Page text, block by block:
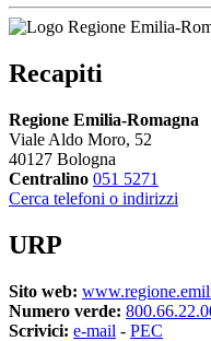
Recapiti
Regione Emilia-Romagna
Viale Aldo Moro, 52
40127 Bologna
Centralino 051 5271
Cerca telefoni o indirizzi
URP
Sito web:
Numero verde:
Scrivici: e-mail - PEC